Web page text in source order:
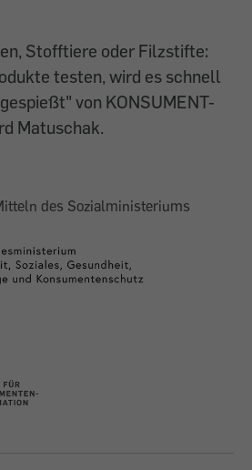
Stofftiere oder Filzstifte:
testen, wird es schnell
von KONSUMENT-
Matuschak.
des Sozialministeriums